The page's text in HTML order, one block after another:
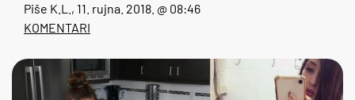
Piše K.L. , 11. rujna. 2018. @ 08:46
KOMENTARI